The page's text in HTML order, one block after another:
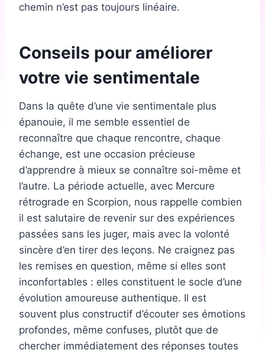
chemin n’est pas toujours linéaire.
Conseils pour améliorer
votre vie sentimentale
Dans la quête d’une vie sentimentale plus
épanouie, il me semble essentiel de
reconnaître que chaque rencontre, chaque
échange, est une occasion précieuse
d’apprendre à mieux se connaître soi-même et
l’autre. La période actuelle, avec Mercure
rétrograde en Scorpion, nous rappelle combien
il est salutaire de revenir sur des expériences
passées sans les juger, mais avec la volonté
sincère d’en tirer des leçons. Ne craignez pas
les remises en question, même si elles sont
inconfortables : elles constituent le socle d’une
évolution amoureuse authentique. Il est
souvent plus constructif d’écouter ses émotions
profondes, même confuses, plutôt que de
chercher immédiatement des réponses toutes